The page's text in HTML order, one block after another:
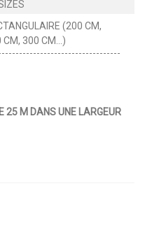
(200 CM,
CM, 300 CM…)
25 M DANS UNE LARGEUR